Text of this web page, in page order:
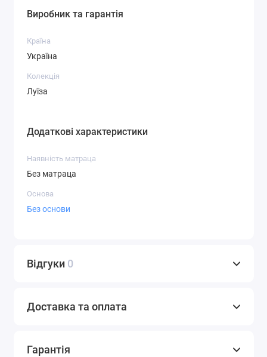
Виробник та гарантія
Країна
Україна
Колекція
Луїза
Додаткові характеристики
Наявність матраца
Без матраца
Основа
Без основи
Відгуки 0
Доставка та оплата
Гарантія